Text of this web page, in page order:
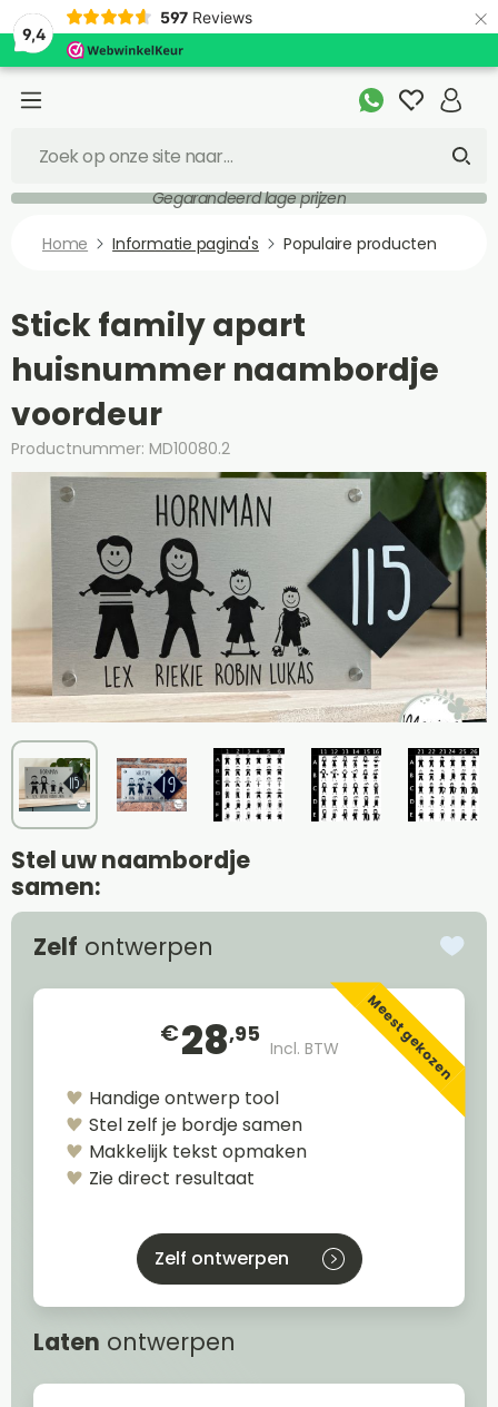
9,4
597 Reviews ×
Gegarandeerd lage prijzen
Home Informatie pagina's Populaire producten
Stick family apart
huisnummer naambordje
voordeur
Productnummer: MD10080.2
Stel uw naambordje
samen:
Zelf ontwerpen
€28,95
Incl. BTW Meest gekozen
Handige ontwerp tool
Stel zelf je bordje samen
Makkelijk tekst opmaken
Zie direct resultaat
Zelf ontwerpen
Laten ontwerpen